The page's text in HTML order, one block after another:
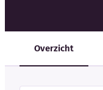
Overzicht